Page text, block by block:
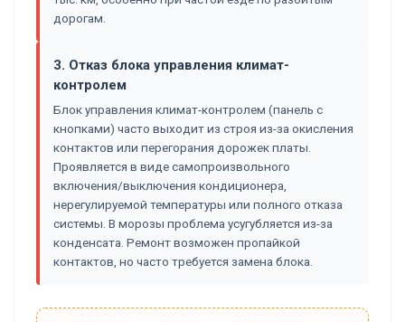
дорогам.
3. Отказ блока управления климат-
контролем
Блок управления климат-контролем (панель с
кнопками) часто выходит из строя из-за окисления
контактов или перегорания дорожек платы.
Проявляется в виде самопроизвольного
включения/выключения кондиционера,
нерегулируемой температуры или полного отказа
системы. В морозы проблема усугубляется из-за
конденсата. Ремонт возможен пропайкой
контактов, но часто требуется замена блока.